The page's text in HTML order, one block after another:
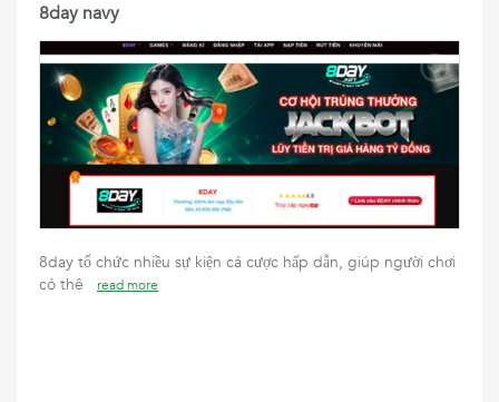
8day navy
8day tổ chức nhiều sự kiện cá cược hấp dẫn, giúp người chơi
có thê
read more